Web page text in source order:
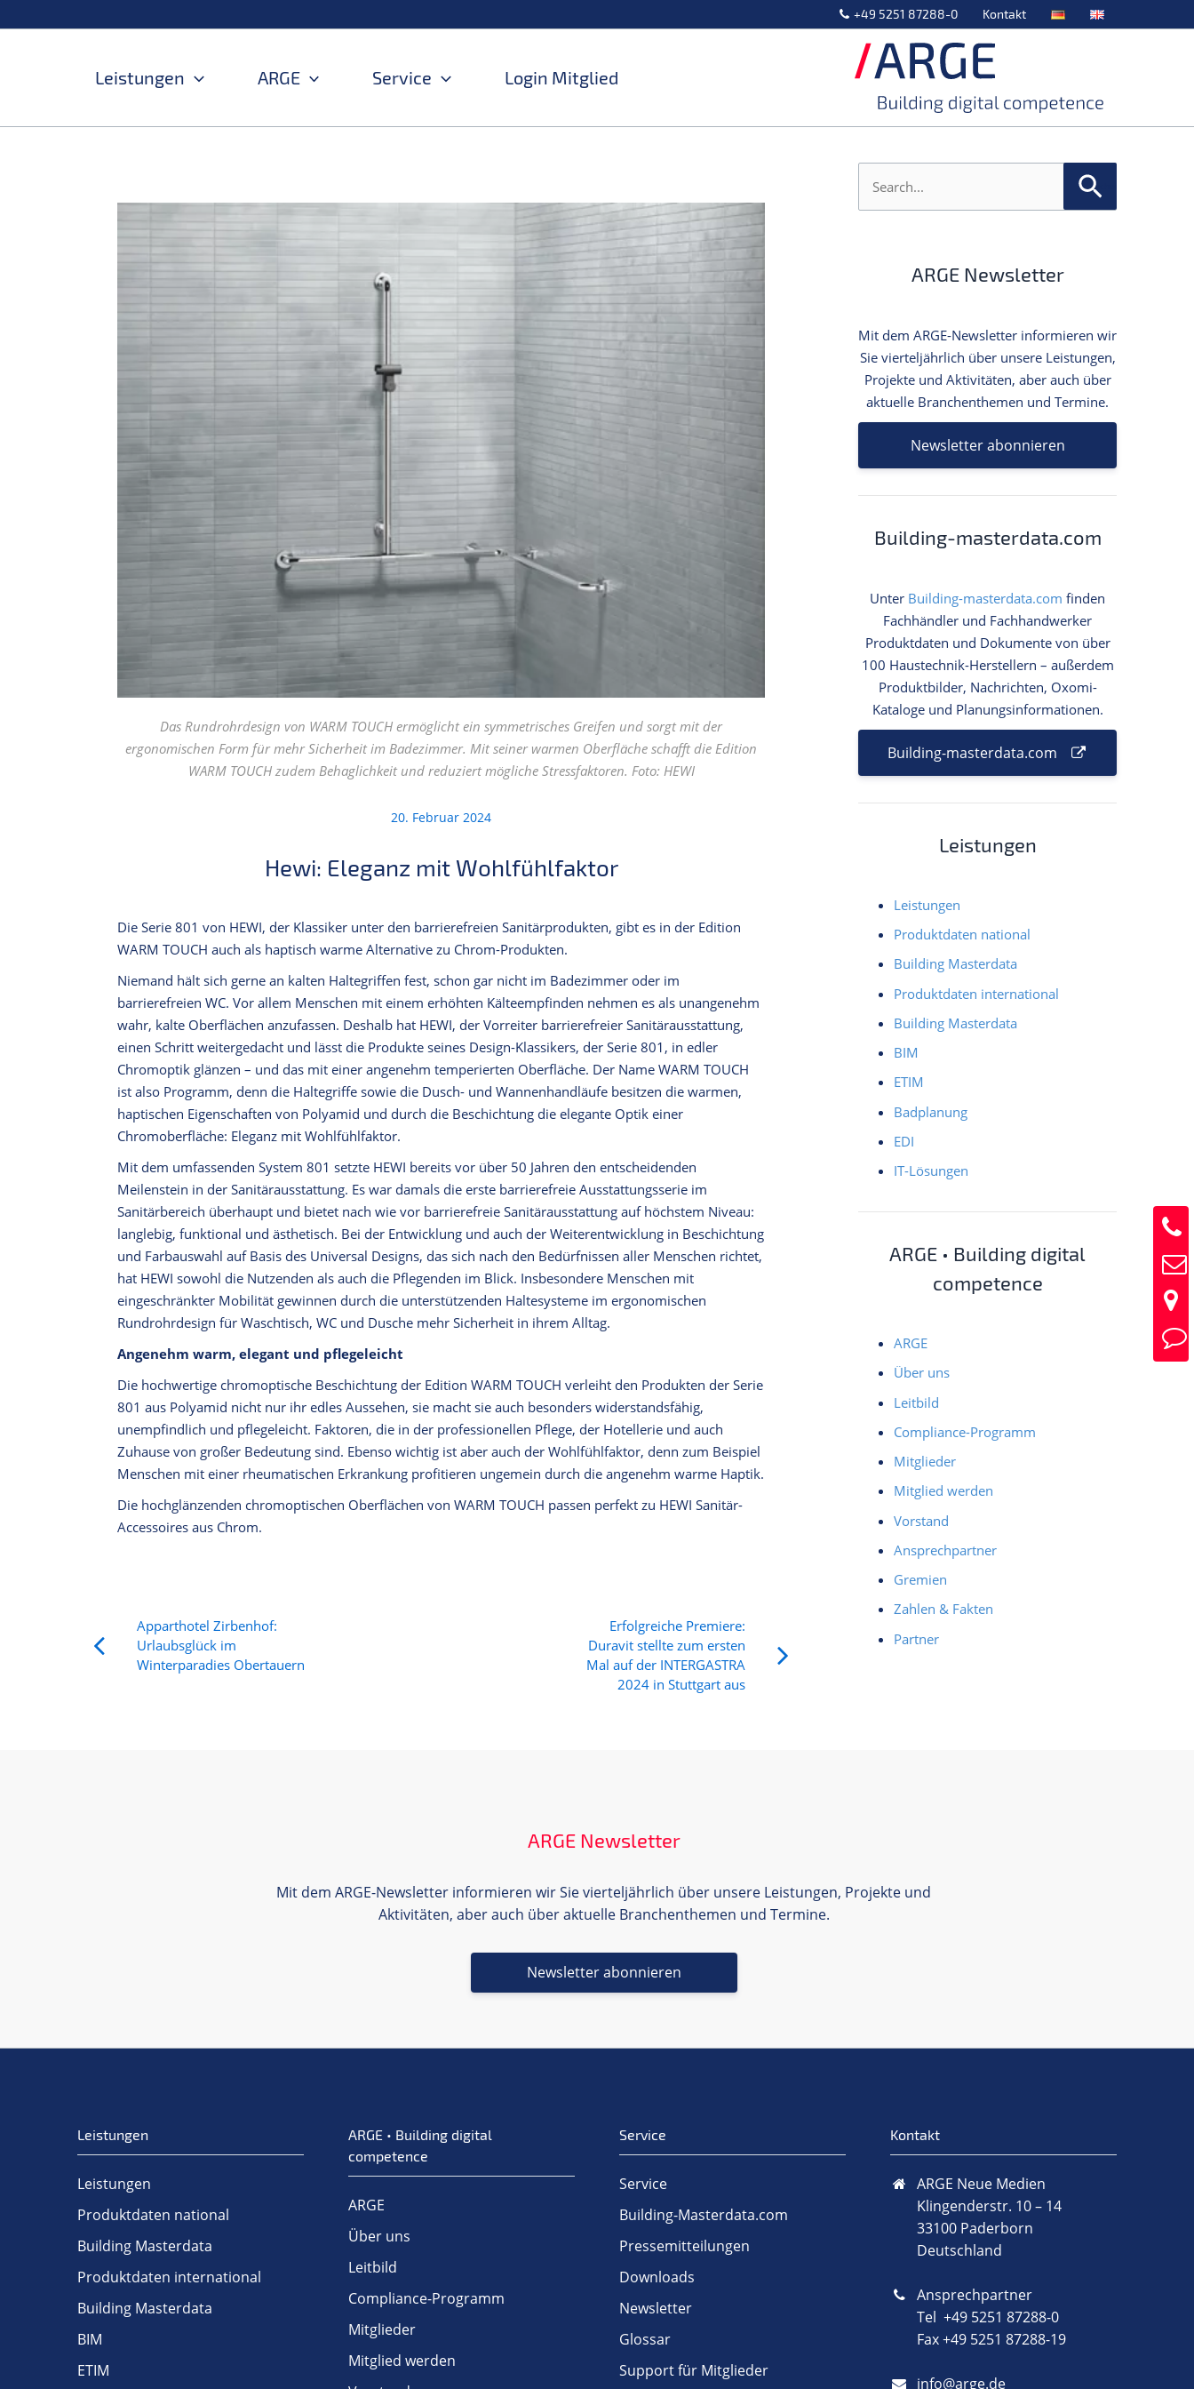
Inhalt
+49 5251 87288-0 Kontakt
Leistungen ARGE Service Login Mitglied
Das Rundrohrdesign von WARM TOUCH ermöglicht ein symmetrisches Greifen und sorgt mit der
ergonomischen Form für mehr Sicherheit im Badezimmer. Mit seiner warmen Oberfläche schafft die Edition
WARM TOUCH zudem Behaglichkeit und reduziert mögliche Stressfaktoren. Foto: HEWI
20. Februar 2024
Hewi: Eleganz mit Wohlfühlfaktor
Die Serie 801 von HEWI, der Klassiker unter den barrierefreien Sanitärprodukten, gibt es in der Edition
WARM TOUCH auch als haptisch warme Alternative zu Chrom-Produkten.
Niemand hält sich gerne an kalten Haltegriffen fest, schon gar nicht im Badezimmer oder im
barrierefreien WC. Vor allem Menschen mit einem erhöhten Kälteempfinden nehmen es als unangenehm
wahr, kalte Oberflächen anzufassen. Deshalb hat HEWI, der Vorreiter barrierefreier Sanitärausstattung,
einen Schritt weitergedacht und lässt die Produkte seines Design-Klassikers, der Serie 801, in edler
Chromoptik glänzen ­­­­­­­­­– und das mit einer angenehm temperierten Oberfläche. Der Name WARM TOUCH
ist also Programm, denn die Haltegriffe sowie die Dusch- und Wannenhandläufe besitzen die warmen,
haptischen Eigenschaften von Polyamid und durch die Beschichtung die elegante Optik einer
Chromoberfläche: Eleganz mit Wohlfühlfaktor.
Mit dem umfassenden System 801 setzte HEWI bereits vor über 50 Jahren den entscheidenden
Meilenstein in der Sanitärausstattung. Es war damals die erste barrierefreie Ausstattungsserie im
Sanitärbereich überhaupt und bietet nach wie vor barrierefreie Sanitärausstattung auf höchstem Niveau:
langlebig, funktional und ästhetisch. Bei der Entwicklung und auch der Weiterentwicklung in Beschichtung
und Farbauswahl auf Basis des Universal Designs, das sich nach den Bedürfnissen aller Menschen richtet,
hat HEWI sowohl die Nutzenden als auch die Pflegenden im Blick. Insbesondere Menschen mit
eingeschränkter Mobilität gewinnen durch die unterstützenden Haltesysteme im ergonomischen
Rundrohrdesign für Waschtisch, WC und Dusche mehr Sicherheit in ihrem Alltag.
Angenehm warm, elegant und pflegeleicht
Die hochwertige chromoptische Beschichtung der Edition WARM TOUCH verleiht den Produkten der Serie
801 aus Polyamid nicht nur ihr edles Aussehen, sie macht sie auch besonders widerstandsfähig,
unempfindlich und pflegeleicht. Faktoren, die in der professionellen Pflege, der Hotellerie und auch
Zuhause von großer Bedeutung sind. Ebenso wichtig ist aber auch der Wohlfühlfaktor, denn zum Beispiel
Menschen mit einer rheumatischen Erkrankung profitieren ungemein durch die angenehm warme Haptik.
Die hochglänzenden chromoptischen Oberflächen von WARM TOUCH passen perfekt zu HEWI Sanitär-
Accessoires aus Chrom.
Apparthotel Zirbenhof:
Urlaubsglück im
Winterparadies Obertauern
Erfolgreiche Premiere:
Duravit stellte zum ersten
Mal auf der INTERGASTRA
2024 in Stuttgart aus
c
h
ARGE Newsletter
Mit dem ARGE-Newsletter informieren wir
Sie vierteljährlich über unsere Leistungen,
Projekte und Aktivitäten, aber auch über
aktuelle Branchenthemen und Termine.
Newsletter abonnieren
Building-masterdata.com
Unter Building-masterdata.com finden
Fachhändler und Fachhandwerker
Produktdaten und Dokumente von über
100 Haustechnik-Herstellern – außerdem
Produktbilder, Nachrichten, Oxomi-
Kataloge und Planungsinformationen.
Building-masterdata.com
Leistungen
Leistungen
Produktdaten national
Building Masterdata
Produktdaten international
Building Masterdata
BIM
ETIM
Badplanung
EDI
IT-Lösungen
ARGE • Building digital
competence
ARGE
Über uns
Leitbild
Compliance-Programm
Mitglieder
Mitglied werden
Vorstand
Ansprechpartner
Gremien
Zahlen & Fakten
Partner
ARGE Newsletter
Mit dem ARGE-Newsletter informieren wir Sie vierteljährlich über unsere Leistungen, Projekte und
Aktivitäten, aber auch über aktuelle Branchenthemen und Termine.
Newsletter abonnieren
Leistungen
Leistungen
Produktdaten national
Building Masterdata
Produktdaten international
Building Masterdata
BIM
ETIM
ARGE • Building digital
competence
ARGE
Über uns
Leitbild
Compliance-Programm
Mitglieder
Mitglied werden
Service
Service
Building-Masterdata.com
Pressemitteilungen
Downloads
Newsletter
Glossar
Support für Mitglieder
Kontakt
ARGE Neue Medien
Klingenderstr. 10 – 14
33100 Paderborn
Deutschland
Ansprechpartner
Tel +49 5251 87288-0
Fax +49 5251 87288-19
info@arge.de